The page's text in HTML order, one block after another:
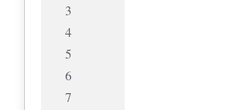
3
4
5
6
7